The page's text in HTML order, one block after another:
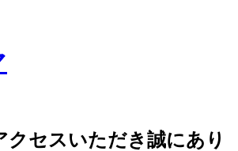
クセスいただき誠にあり